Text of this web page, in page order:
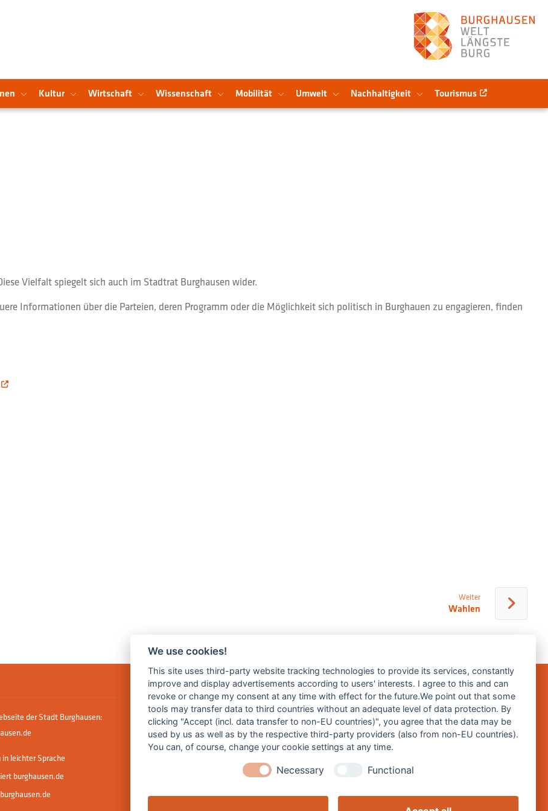
Kultur Wirtschaft Wissenschaft Mobilität Umwelt Nachhaltigkeit Tourismus
Vielfalt spiegelt sich auch im Stadtrat Burghausen wider.
Informationen über die Parteien, deren Programm oder die Möglichkeit sich politisch in Burghauen zu engagieren, finden
Weiter
Wahlen
der Stadt Burghausen:
in leichter Sprache
burghausen.de
Impressum
Datenschutz
Cookie-Einstellungen ändern
We use cookies!
This site uses third-party website tracking technologies to provide its services, constantly
improve and display advertisements according to users' interests. I agree to this and can
revoke or change my consent at any time with effect for the future.We point out that some
tools may transfer data to third countries without an adequate level of data protection. By
clicking "Accept (incl. data transfer to non-EU countries)", you agree that the data may be
used by us as well as by the respective third-party providers (also from non-EU countries).
You can, of course, change your cookie settings at any time.
Necessary Functional